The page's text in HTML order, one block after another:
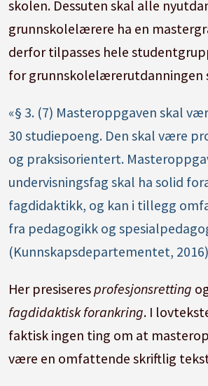
skolen. Dessuten skal alle
grunnskolelærere ha en
derfor tilpasses hele
for grunnskolelærerutdanningen
«§ 3. (7) Masteroppgaven skal
30 studiepoeng. Den skal være
og praksisorientert.
undervisningsfag skal ha solid
fagdidaktikk, og kan i tillegg
fra pedagogikk og
(Kunnskapsdepartementet,
Her presiseresprofesjonsretting
fagdidaktisk forankring. I
faktisk ingen ting om at
være en omfattende skriftlig